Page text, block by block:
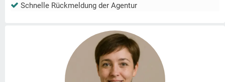
Schnelle Rückmeldung der Agentur